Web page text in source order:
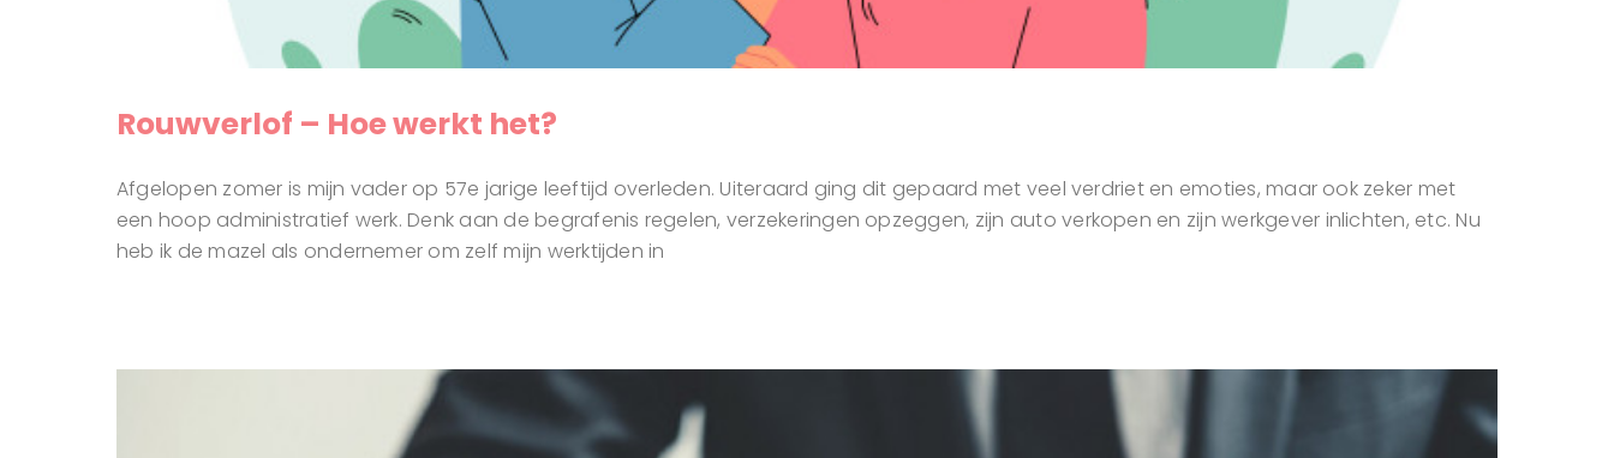
Rouwverlof – Hoe werkt het?
Afgelopen zomer is mijn vader op 57e jarige leeftijd overleden. Uiteraard ging dit gepaard met veel verdriet en emoties, maar ook zeker met
een hoop administratief werk. Denk aan de begrafenis regelen, verzekeringen opzeggen, zijn auto verkopen en zijn werkgever inlichten, etc. Nu
heb ik de mazel als ondernemer om zelf mijn werktijden in